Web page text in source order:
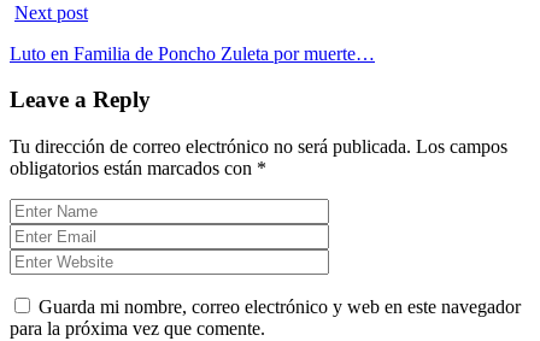
Next post
Luto en Familia de Poncho Zuleta por muerte…
Leave a Reply
Tu dirección de correo electrónico no será publicada. Los campos
obligatorios están marcados con *
Guarda mi nombre, correo electrónico y web en este navegador
para la próxima vez que comente.